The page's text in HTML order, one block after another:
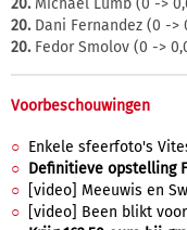
20.Michael Lumb (0 ->
20.Dani Fernandez (0 ->
20.Fedor Smolov (0 ->
Voorbeschouwingen
Enkele sfeerfoto's
Definitieve opstelling
[video] Meeuwis en
[video] Been blikt